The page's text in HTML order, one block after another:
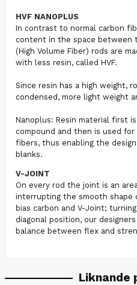
HVF NANOPLUS
In contrast to normal carbon
content in the space between
(High Volume Fiber) rods are
with less resin, called HVF.
Since resin has a high weight,
condensed, more light weight
Nanoplus: Resin material first
compound and then is used
fibers, thus enabling the
blanks.
V-JOINT
On every rod the joint is an
interrupting the smooth shape
bias carbon and V-Joint;
diagonal position, our
balance between flex and
Liknande